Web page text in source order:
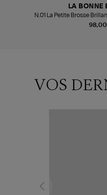
LA BONNE
N.01 La Petite Brosse
VOS